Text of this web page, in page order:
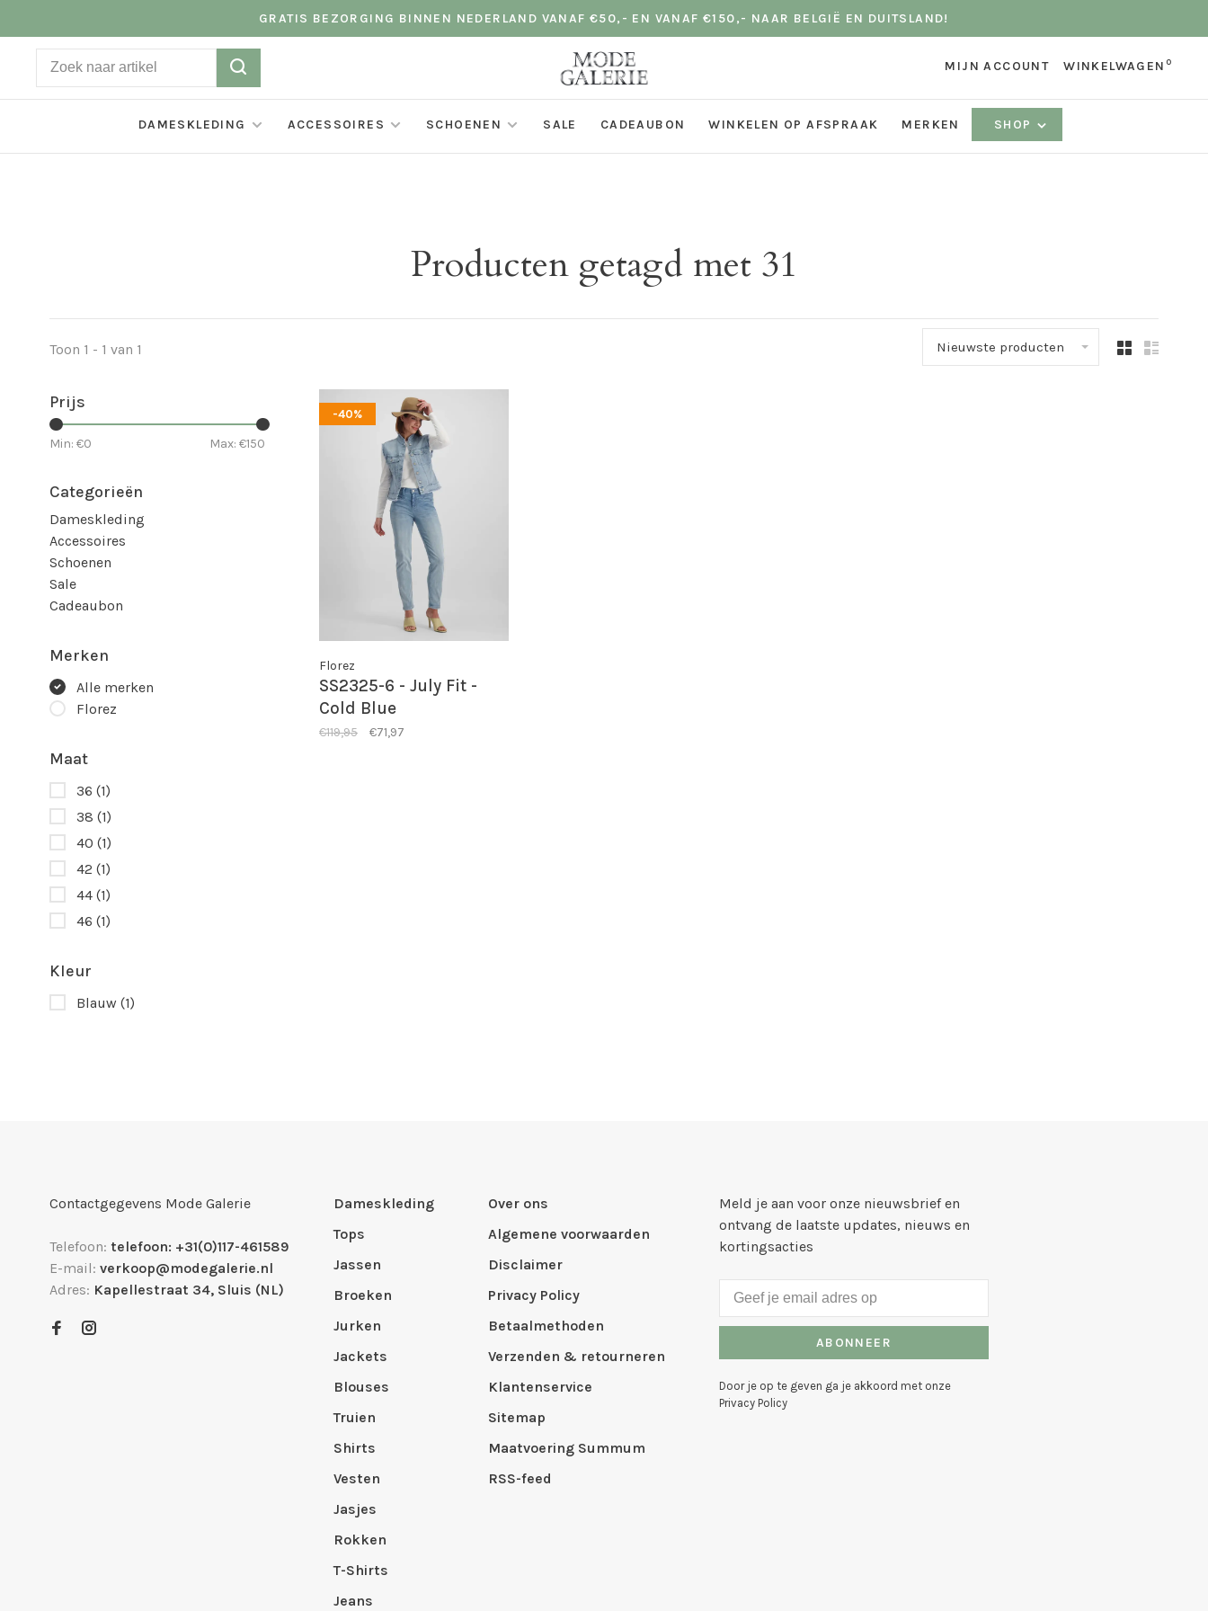
GRATIS BEZORGING BINNEN NEDERLAND VANAF €50,- EN VANAF €150,- NAAR BELGIË EN DUITSLAND!
MIJN ACCOUNT WINKELWAGEN 0
DAMESKLEDING ACCESSOIRES SCHOENEN SALE CADEAUBON WINKELEN OP AFSPRAAK MERKEN SHOP
Producten getagd met 31
Toon 1 - 1 van 1 Nieuwste producten
Prijs
Min: €0 Max: €150
Categorieën
Dameskleding
Accessoires
Schoenen
Sale
Cadeaubon
Merken
Alle merken
Florez
Maat
36 (1)
38 (1)
40 (1)
42 (1)
44 (1)
46 (1)
Kleur
Blauw (1)
-40%
Florez
SS2325-6 - July Fit -
Cold Blue
€119,95 €71,97
Contactgegevens Mode Galerie
Telefoon: telefoon: +31(0)117-461589
E-mail: verkoop@modegalerie.nl
Adres: Kapellestraat 34, Sluis (NL)
Dameskleding
Tops
Jassen
Broeken
Jurken
Jackets
Blouses
Truien
Shirts
Vesten
Jasjes
Rokken
T-Shirts
Jeans
Over ons
Algemene voorwaarden
Disclaimer
Privacy Policy
Betaalmethoden
Verzenden & retourneren
Klantenservice
Sitemap
Maatvoering Summum
RSS-feed
Meld je aan voor onze nieuwsbrief en
ontvang de laatste updates, nieuws en
kortingsacties
ABONNEER
Door je op te geven ga je akkoord met onze
Privacy Policy